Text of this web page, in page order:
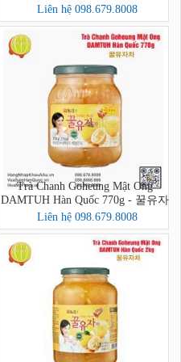
Liên hệ 098.679.8008
Trà Chanh Goheung Mật Ong
DAMTUH Hàn Quốc 770g - 꿀유자
차
Liên hệ 098.679.8008